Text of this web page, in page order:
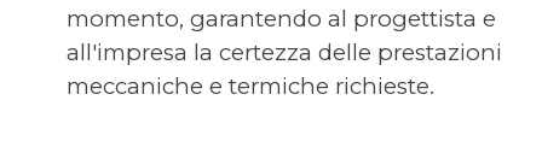
momento, garantendo al progettista e
all'impresa la certezza delle prestazioni
meccaniche e termiche richieste.